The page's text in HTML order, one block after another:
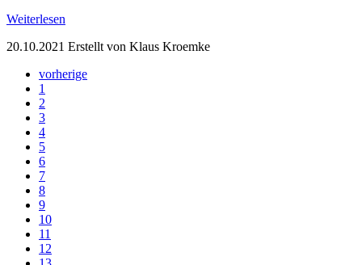
Weiterlesen
20.10.2021 Erstellt von Klaus Kroemke
vorherige
1
2
3
4
5
6
7
8
9
10
11
12